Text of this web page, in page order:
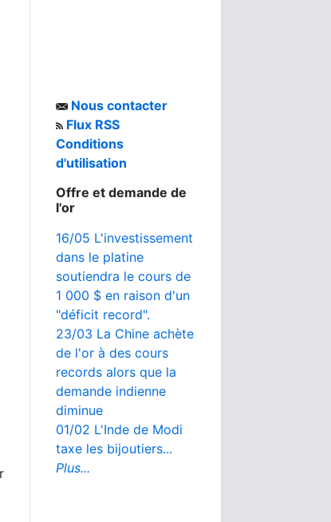
Nous contacter
Flux RSS
Conditions
d'utilisation
Offre et demande de
l'or
16/05 L'investissement
dans le platine
soutiendra le cours de
1 000 $ en raison d'un
"déficit record".
23/03 La Chine achète
de l'or à des cours
records alors que la
demande indienne
diminue
01/02 L'Inde de Modi
taxe les bijoutiers...
Plus...